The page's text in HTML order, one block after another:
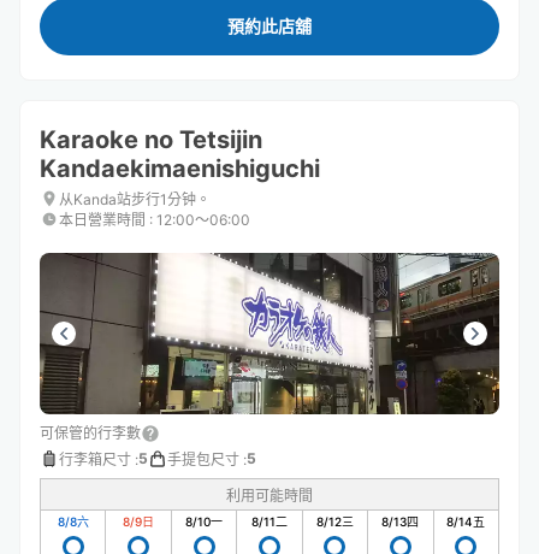
預約此店舖
Karaoke no Tetsijin
Kandaekimaenishiguchi
从Kanda站步行1分钟。
本日營業時間 : 12:00〜06:00
可保管的行李數
行李箱尺寸 :5 手提包尺寸 :5
利用可能時間
8/8六 8/9日 8/10一 8/11二 8/12三 8/13四 8/14五